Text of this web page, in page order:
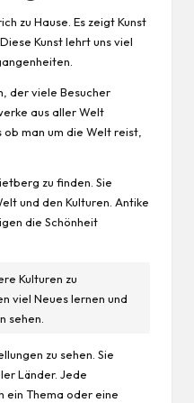
zu Hause. Es zeigt Kunst
Kunst lehrt uns viel
der viele Besucher
aus aller Welt
ob man um die Welt reist,
zu finden. Sie
und den Kulturen. Antike
die Schönheit
Kulturen zu
viel Neues lernen und
sehen.
zu sehen. Sie
Länder. Jede
ein Thema oder eine